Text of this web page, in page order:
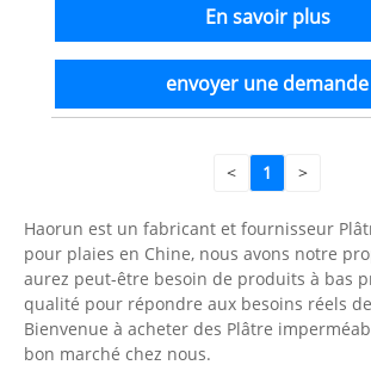
En savoir plus
envoyer une demande
< 1 >
Haorun est un fabricant et fournisseur
pour plaies en Chine, nous avons notre
aurez peut-être besoin de produits à bas
qualité pour répondre aux besoins réels
Bienvenue à acheter des Plâtre
bon marché chez nous.